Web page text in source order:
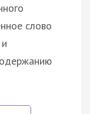
слово